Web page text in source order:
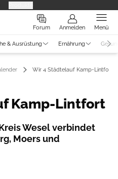
Forum Anmelden Menü
& Ausrüstung Ernährung
Wir 4 Städtelauf Kamp-Lintfort
Kamp-Lintfort
Wesel verbindet
Moers und